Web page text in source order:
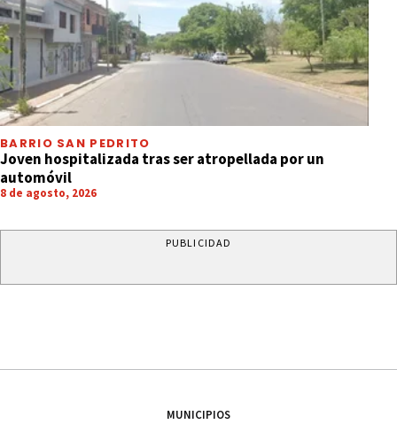
BARRIO SAN PEDRITO
Joven hospitalizada tras ser atropellada por un
automóvil
8 de agosto, 2026
PUBLICIDAD
MUNICIPIOS